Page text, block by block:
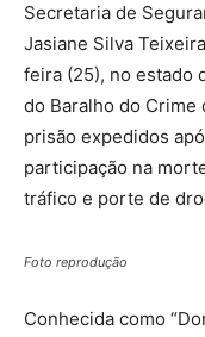
Secretaria de
Jasiane Silva
feira (25), no estado
do Baralho do Crime
prisão expedidos
participação na
tráfico e porte de
Foto reprodução
Conhecida como